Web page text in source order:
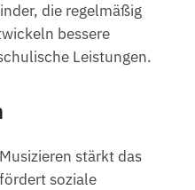
die regelmäßig
bessere
Leistungen.
stärkt das
soziale